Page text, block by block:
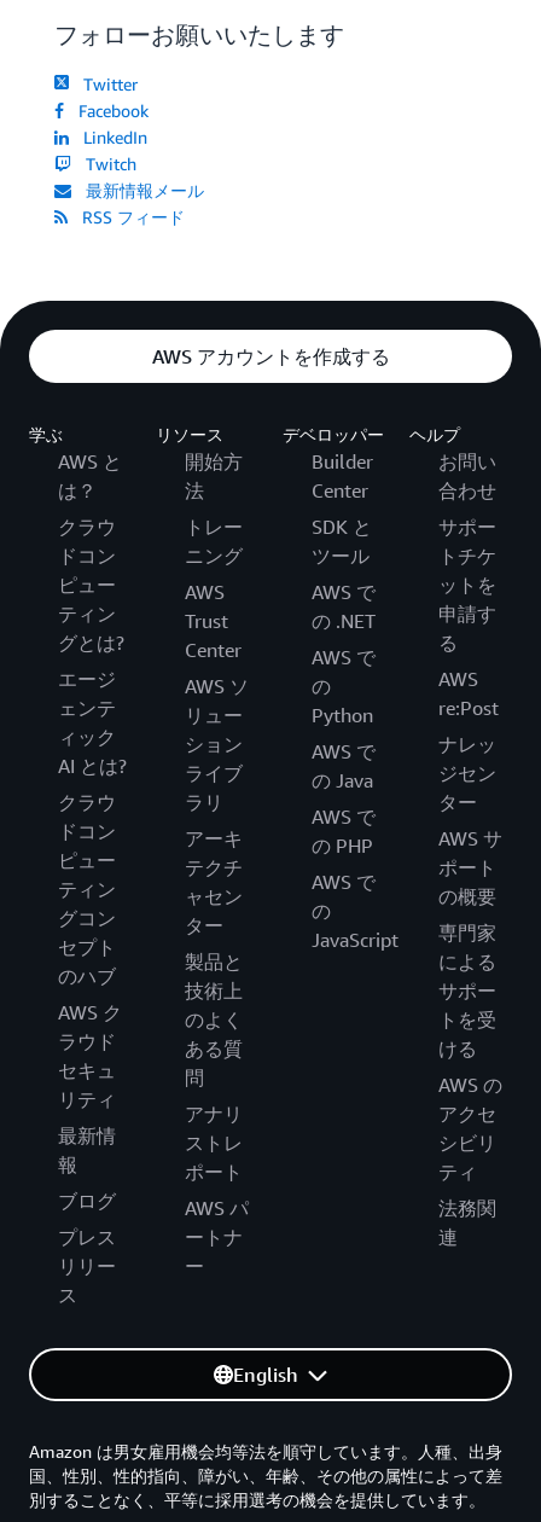
フォローお願いいたします
Twitter
Facebook
LinkedIn
Twitch
最新情報メール
RSS フィード
AWS アカウントを作成する
学ぶ
AWS と
は？
クラウ
ドコン
ピュー
ティン
グとは?
エージ
ェンテ
ィック
AI とは?
クラウ
ドコン
ピュー
ティン
グコン
セプト
のハブ
AWS ク
ラウド
セキュ
リティ
最新情
報
ブログ
プレス
リリー
ス
リソース
開始方
法
トレー
ニング
AWS
Trust
Center
AWS ソ
リュー
ション
ライブ
ラリ
アーキ
テクチ
ャセン
ター
製品と
技術上
のよく
ある質
問
アナリ
ストレ
ポート
AWS パ
ートナ
ー
デベロッパー
Builder
Center
SDK と
ツール
AWS で
の .NET
AWS で
の
Python
AWS で
の Java
AWS で
の PHP
AWS で
の
JavaScript
ヘルプ
お問い
合わせ
サポー
トチケ
ットを
申請す
る
AWS
re:Post
ナレッ
ジセン
ター
AWS サ
ポート
の概要
専門家
による
サポー
トを受
ける
AWS の
アクセ
シビリ
ティ
法務関
連
English
Amazon は男女雇用機会均等法を順守しています。人種、出身
国、性別、性的指向、障がい、年齢、その他の属性によって差
別することなく、平等に採用選考の機会を提供しています。